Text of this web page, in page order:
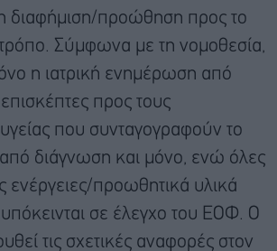
διαφήμιση/προώθηση προς το
Σύμφωνα με τη νομοθεσία,
η ιατρική ενημέρωση από
προς τους
που συνταγογραφούν το
διάγνωση και μόνο, ενώ όλες
ενέργειες/προωθητικά υλικά
σε έλεγχο του ΕΟΦ. Ο
τις σχετικές αναφορές στον